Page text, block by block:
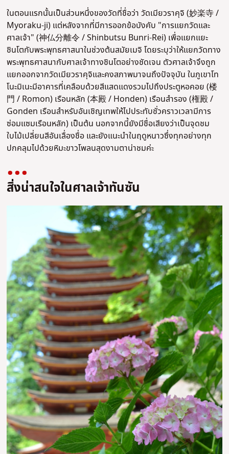
ในตอนแรกนั้นเป็นส่วนหนึ่งของวัดที่ชื่อว่า วัดเมียวราคุจิ (妙楽寺 /
Myoraku-ji) แต่หลังจากที่มีการออกข้อบังคับ "การแยกวัดและ
ศาลเจ้า" (神仏分離令 / Shinbutsu Bunri-Rei) เพื่อแยกแยะ
ชินโตกับพระพุทธศาสนาในช่วงต้นสมัยเมจิ โดยระบุว่าให้แยกวัดทาง
พระพุทธศาสนากับศาลเจ้าทางชินโตอย่างชัดเจน ตัวศาลเจ้าจึงถูก
แยกออกจากวัดเมียวราคุจิและคงสภาพมาจนถึงปัจจุบัน ในภูเขาโท
โนะมิเนะมีอาคารที่เคลือบด้วยสีแสดแดงรวมไปถึงประตูหอคอย (楼
門 / Romon) เรือนหลัก (本殿 / Honden) เรือนสำรอง (権殿 /
Gonden เรือนสำหรับอันเชิญเทพให้ไปประทับชั่วคราวเวลามีการ
ซ่อมแซมเรือนหลัก) เป็นต้น นอกจากนี้ยังมีชื่อเสียงว่าเป็นจุดชม
ใบไม้เปลี่ยนสีอันเลื่องชื่อ และยังแนะนำในฤดูหนาวซึ่งทุกอย่างทุก
ปกคลุมไปด้วยหิมะขาวโพลนสุดงามตาน่าชมค่ะ
สิ่งน่าสนใจในศาลเจ้าทันซัน